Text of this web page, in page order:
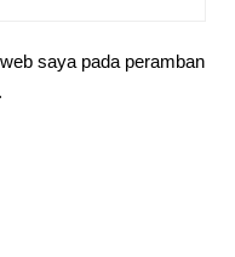
saya pada peramban